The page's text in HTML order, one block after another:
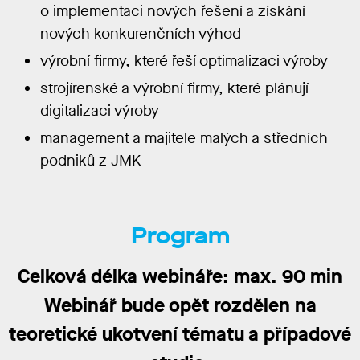
o implementaci nových řešení a získání
nových konkurenčních výhod
výrobní firmy, které řeší optimalizaci výroby
strojírenské a výrobní firmy, které plánují
digitalizaci výroby
management a majitele malých a středních
podniků z JMK
Program
Celková délka webináře: max. 90 min
Webinář bude opět rozdělen na
teoretické ukotvení tématu a případové